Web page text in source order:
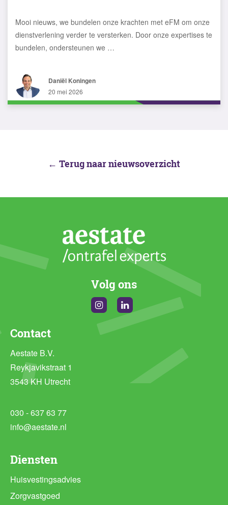
Mooi nieuws, we bundelen onze krachten met eFM om onze
dienstverlening verder te versterken. Door onze expertises te
bundelen, ondersteunen we …
Daniël Koningen
20 mei 2026
← Terug naar nieuwsoverzicht
Volg ons
InstagramLinkedin
Diensten
Huisvestingsadvies
Zorgvastgoed
Contact
Aestate B.V.
Reykjavikstraat 1
3543 KH Utrecht
030 - 637 63 77
info@aestate.nl